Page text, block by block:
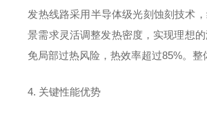
发热线路采用半导体级光刻蚀刻技术
景需求灵活调整发热密度，实现理想
免局部过热风险，热效率超过85%。整
4. 关键性能优势